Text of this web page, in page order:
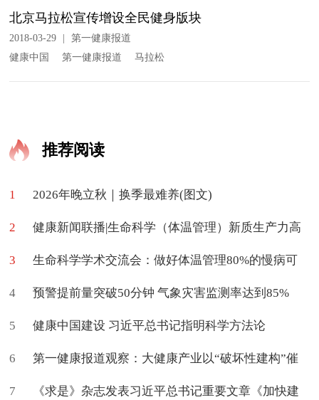
北京马拉松宣传增设全民健身版块
2018-03-29
第一健康报道
健康中国
第一健康报道 马拉松
推荐阅读
1 2026年晚立秋｜换季最难养(图文)
2 健康新闻联播|生命科学（体温管理）新质生产力高
质量学术交流会在京举办
3 生命科学学术交流会：做好体温管理80%的慢病可
促进治愈
4 预警提前量突破50分钟 气象灾害监测率达到85%
5 健康中国建设 习近平总书记指明科学方法论
6 第一健康报道观察：大健康产业以“破坏性建构”催
生新命题
7 《求是》杂志发表习近平总书记重要文章《加快建